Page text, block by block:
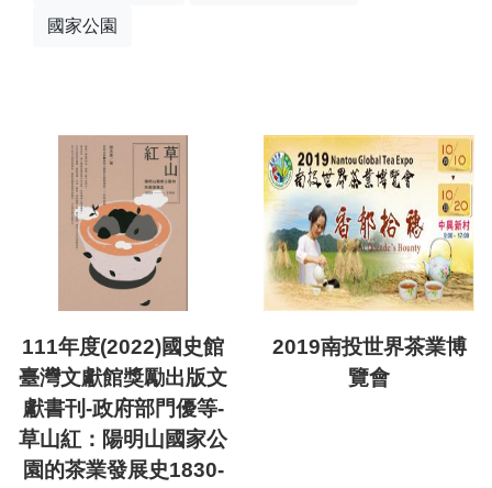
國家公園
111年度(2022)國史館
臺灣文獻館獎勵出版文
獻書刊-政府部門優等-
草山紅：陽明山國家公
園的茶業發展史1830-
2019南投世界茶業博
覽會